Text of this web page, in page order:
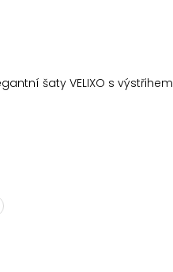
šaty VELIXO s výstřihem